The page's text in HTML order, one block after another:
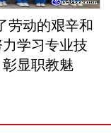
劳动的艰辛和
学习专业技
显职教魅